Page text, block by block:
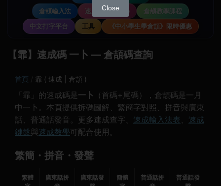
倉頡輸入法
速成輸入法教學
倉頡教學課程
中文打字平台
工具 《中小學生學倉頡》限時優惠
【霏】速成碼 一卜 — 倉頡碼查詢
首頁 霏 ( 速成 | 倉頡 )
「霏」的速成碼是 一卜 （首碼+尾碼），倉頡碼是一月
中一卜。本頁提供拆碼圖解、繁簡字對照、拼音與廣東
話、普通話發音。更多速成查字、 速成輸入法表、 速成
鍵盤與速成教學可配合使用。
繁簡・拼音・發聲
繁體
廣東話拼
廣東話發
簡體
普通話拼
普通話發
Close